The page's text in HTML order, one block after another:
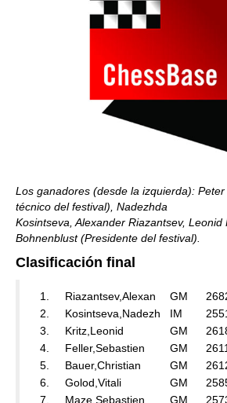
Los ganadores (desde la izquierda):
técnico del festival), Nadezhda
Kosintseva, Alexander Riazantsev, Leonid
Bohnenblust (Presidente del festival).
Clasificación final
1. Riazantsev,Alexan GM
2.
Kosintseva,Nadezh IM
3.
Kritz,Leonid GM
4.
Feller,Sebastien GM 2611
5.
Bauer,Christian GM
6.
Golod,Vitali GM
7.
Maze,Sebastien GM